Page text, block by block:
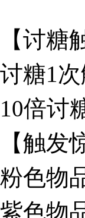
【讨
讨糖1
10倍讨
【触
粉色物
紫色物